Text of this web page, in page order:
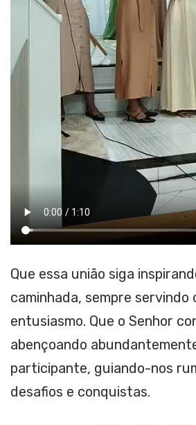
Que essa união siga
caminhada, sempre servindo
entusiasmo. Que o Senhor
abençoando
participante, guiando-nos
desafios e conquistas.